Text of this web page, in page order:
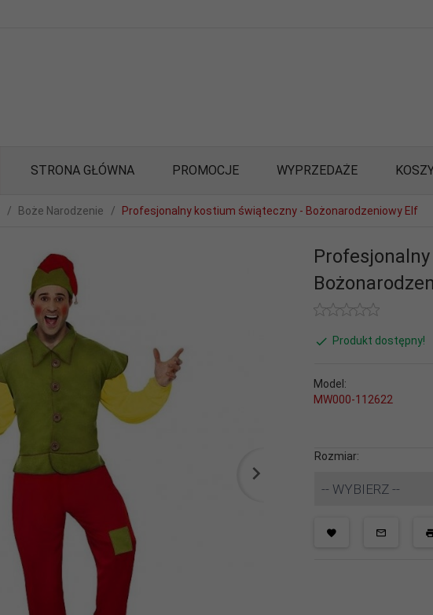
STRONA GŁÓWNA PROMOCJE WYPRZEDAŻE
Boże Narodzenie Profesjonalny kostium świąteczny - Bożonarodzeniowy Elf
Produkt dostępny!
Model:
MW000-112622
Rozmiar:
-- WYBIERZ --